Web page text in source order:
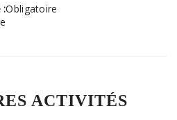
:Obligatoire
ACTIVITÉS